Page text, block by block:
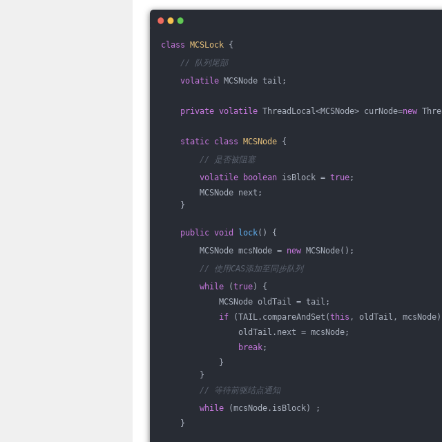
class MCSLock {
// 队列尾部
volatile MCSNode tail;
private volatile ThreadLocal<MCSNode> curNode=new
static class MCSNode {
// 是否被阻塞
volatile
boolean isBlock = true;
MCSNode next;
}
public void lock()
{
MCSNode mcsNode = new MCSNode();
// 使用CAS添加至同步队列
while (true) {
MCSNode oldTail = tail;
if (TAIL.compareAndSet(this , oldTail,
oldTail.next = mcsNode;
break;
}
}
// 等待前驱结点通知
while (mcsNode.isBlock) ;
}